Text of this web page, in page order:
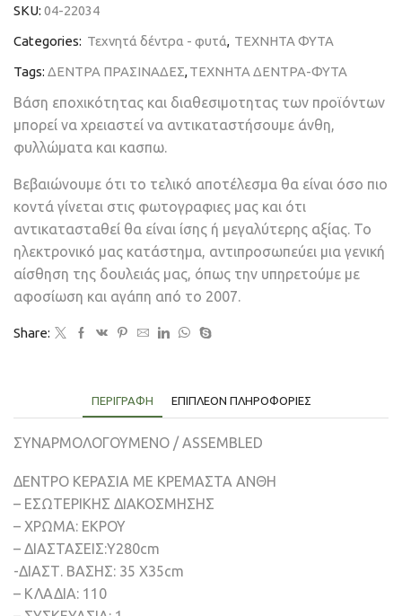
SKU: 04-22034
Categories: Τεχνητά δέντρα - φυτά, ΤΕΧΝΗΤΑ ΦΥΤΑ
Tags: ΔΕΝΤΡΑ ΠΡΑΣΙΝΑΔΕΣ,ΤΕΧΝΗΤΑ ΔΕΝΤΡΑ-ΦΥΤΑ
Βάση εποχικότητας και διαθεσιμοτητας των προϊόντων
μπορεί να χρειαστεί να αντικαταστήσουμε άνθη,
φυλλώματα και κασπω.
Βεβαιώνουμε ότι το τελικό αποτέλεσμα θα είναι όσο πιο
κοντά γίνεται στις φωτογραφιες μας και ότι
αντικατασταθεί θα είναι ίσης ή μεγαλύτερης αξίας. Το
ηλεκτρονικό μας κατάστημα, αντιπροσωπεύει μια γενική
αίσθηση της δουλειάς μας, όπως την υπηρετούμε με
αφοσίωση και αγάπη από το 2007.
Share:
ΠΕΡΙΓΡΑΦΉ ΕΠΙΠΛΈΟΝ ΠΛΗΡΟΦΟΡΊΕΣ
ΣΥΝΑΡΜΟΛΟΓΟΥΜΕΝΟ / ASSEMBLED
ΔΕΝΤΡΟ ΚΕΡΑΣΙΑ ΜΕ ΚΡΕΜΑΣΤΑ ΑΝΘΗ
– ΕΣΩΤΕΡΙΚΗΣ ΔΙΑΚΟΣΜΗΣΗΣ
– ΧΡΩΜΑ: ΕΚΡΟΥ
– ΔΙΑΣΤΑΣΕΙΣ:Υ280cm
-ΔΙΑΣΤ. ΒΑΣΗΣ: 35 X35cm
– ΚΛΑΔΙΑ: 110